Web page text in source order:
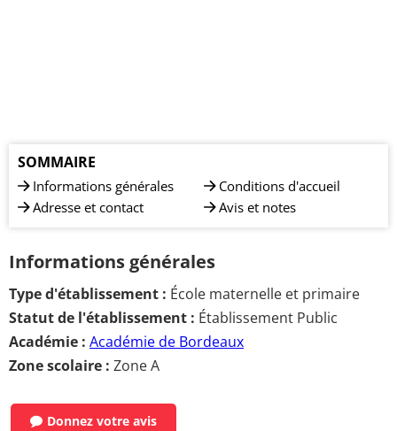
SOMMAIRE
Informations générales
Adresse et contact
Conditions d'accueil
Avis et notes
Informations générales
Type d'établissement : École maternelle et primaire
Statut de l'établissement : Établissement Public
Académie : Académie de Bordeaux
Zone scolaire : Zone A
Donnez votre avis